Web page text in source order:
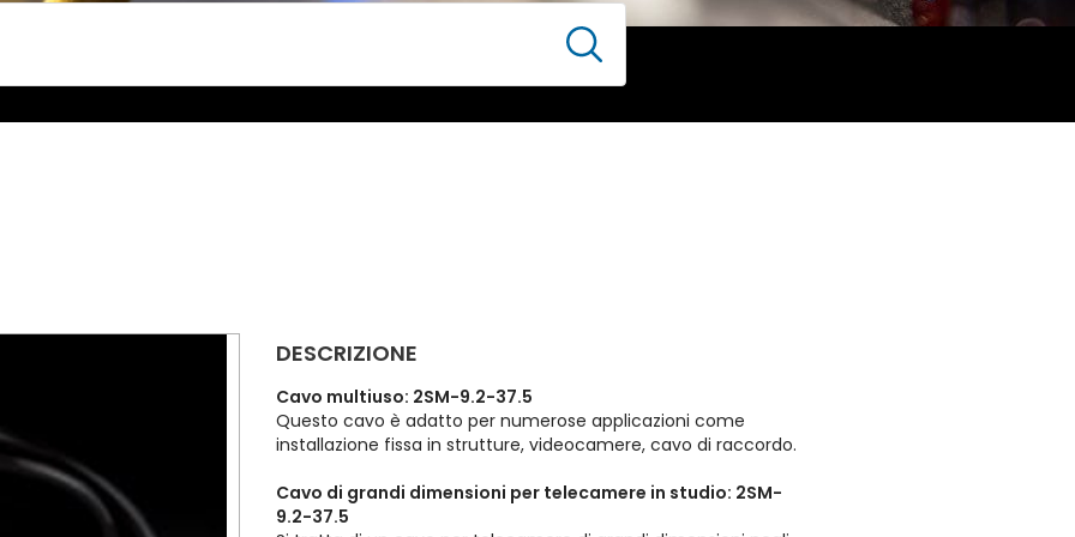
DESCRIZIONE
Cavo multiuso: 2SM-9.2-37.5
Questo cavo è adatto per numerose applicazioni come
installazione fissa in strutture, videocamere, cavo di raccordo.
Cavo di grandi dimensioni per telecamere in studio: 2SM-
9.2-37.5